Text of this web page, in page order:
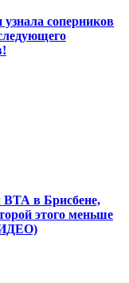
соперников
ВТА в Брисбене,
этого меньше